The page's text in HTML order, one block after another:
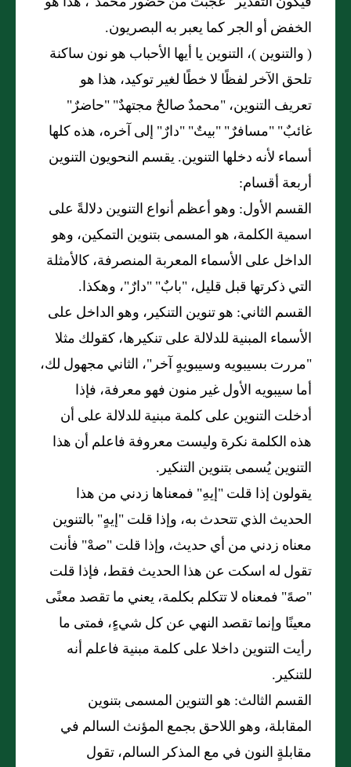
الخفض أو الجر كما يعبر به البصريون.
( والتنوين )، التنوين يا أيها الأحباب هو نون ساكنة
تلحق الآخر لفظًا لا خطًا لغير توكيد، هذا هو
تعريف التنوين، "محمدٌ صالحٌ مجتهدٌ" "حاضرٌ"
غائبٌ" "مسافرٌ" "بيتٌ" "دارٌ" إلى آخره، هذه كلها
أسماء لأنه دخلها التنوين. يقسم النحويون التنوين
أربعة أقسام:
القسم الأول: وهو أعظم أنواع التنوين دلالةً على
اسمية الكلمة، هو المسمى بتنوين التمكين، وهو
الداخل على الأسماء المعربة المنصرفة، كالأمثلة
التي ذكرتها قبل قليل، "بابٌ" "دارٌ"، وهكذا.
القسم الثاني: هو تنوين التنكير، وهو الداخل على
الأسماء المبنية للدلالة على تنكيرها، كقولك مثلا
"مررت بسيبويه وسيبويهٍ آخر"، الثاني مجهول لك،
أما سيبويه الأول غير منون فهو معرفة، فإذا
أدخلت التنوين على كلمة مبنية للدلالة على أن
هذه الكلمة نكرة وليست معروفة فاعلم أن هذا
التنوين يُسمى بتنوين التنكير.
يقولون إذا قلت "إيهِ" فمعناها زدني من هذا
الحديث الذي تتحدث به، وإذا قلت "إيهٍ" بالتنوين
معناه زدني من أي حديث، وإذا قلت "صهْ" فأنت
تقول له اسكت عن هذا الحديث فقط، فإذا قلت
"صهً" فمعناه لا تتكلم بكلمة، يعني ما تقصد معنًى
معينًا وإنما تقصد النهي عن كل شيءٍ، فمتى ما
رأيت التنوين داخلا على كلمة مبنية فاعلم أنه
للتنكير.
القسم الثالث: هو التنوين المسمى بتنوين
المقابلة، وهو اللاحق بجمع المؤنث السالم في
مقابلةٍ النون في مع المذكر السالم، تقول